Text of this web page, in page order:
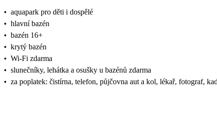
• aquapark pro děti i dospělé
• hlavní bazén
• bazén 16+
• krytý bazén
• Wi-Fi zdarma
• slunečníky, lehátka a osušky u bazénů zdarma
• za poplatek: čistírna, telefon, půjčovna aut a kol, lékař, fotograf,